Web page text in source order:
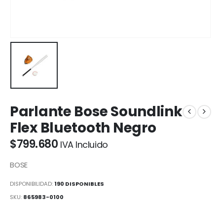
Parlante Bose Soundlink
Flex Bluetooth Negro
$799.680 IVA Incluido
BOSE
DISPONIBILIDAD:190 DISPONIBLES
SKU: 865983-0100